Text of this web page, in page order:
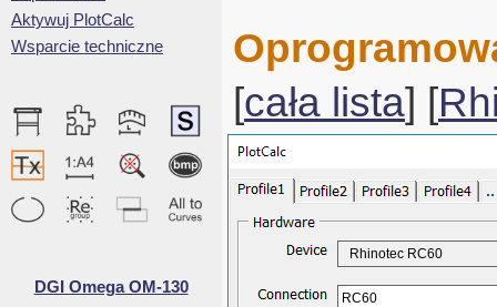
Aktywuj PlotCalc
Wsparcie techniczne
DGI Omega OM-130
[cała lista] [
Rhinotec RC60
RC60